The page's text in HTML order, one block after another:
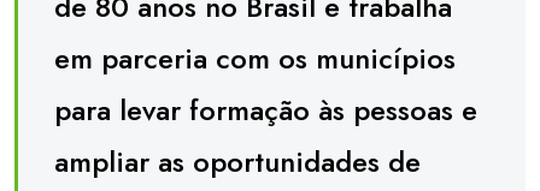
em parceria com os municípios
para levar formação às pessoas e
ampliar as oportunidades de